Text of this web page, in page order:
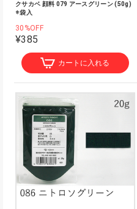
クサカベ 顔料 079 アースグリーン (50g)
※袋入
30%OFF
¥385
カートに入れる